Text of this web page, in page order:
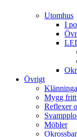
Utomhus
I
Övrigt
Mygg fritt
Reflexer
Möbler